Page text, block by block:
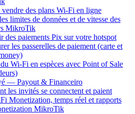
vendre des plans Wi-Fi en ligne
limites de données et de vitesse des
MikroTik
des paiements Pix sur votre hotspot
les passerelles de paiement (carte et
Wi-Fi en espèces avec Point of Sale
— Payout & Financeiro
les invités se connectent et paient
Monetization, temps réel et rapports
MikroTik